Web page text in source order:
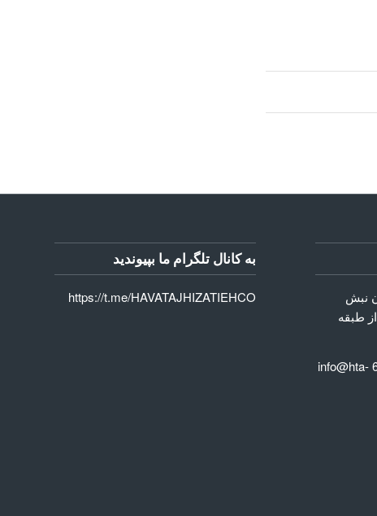
به کانال تلگرام ما بپیوندید
https://t.me/HAVATAJHIZATIEHCO
نبش
طبقه
تلفکس : 02 الی 00 58 50 66 info@hta-